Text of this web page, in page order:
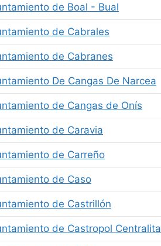
de Boal - Bual
de Cabrales
de Cabranes
De Cangas De Narcea
de Cangas de Onís
de Caravia
de Carreño
de Caso
de Castrillón
de Castropol Centralita